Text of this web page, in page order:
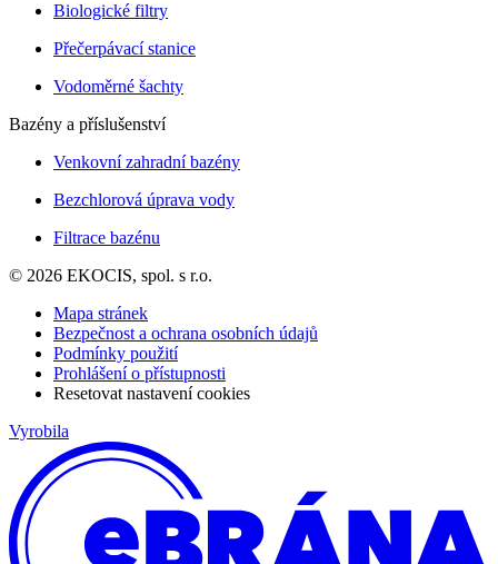
Biologické filtry
Přečerpávací stanice
Vodoměrné šachty
Bazény a příslušenství
Venkovní zahradní bazény
Bezchlorová úprava vody
Filtrace bazénu
© 2026 EKOCIS, spol. s r.o.
Mapa stránek
Bezpečnost a ochrana osobních údajů
Podmínky použití
Prohlášení o přístupnosti
Resetovat nastavení cookies
Vyrobila